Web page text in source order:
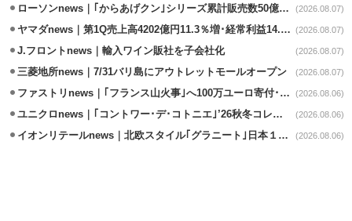
ローソンnews｜｢からあげクン｣シリーズ累計販売数50億食突破 (2026.08.07)
ヤマダnews｜第1Q売上高4202億円11.3％増･経常利益14.5％増 (2026.08.07)
J.フロントnews｜輸入ワイン販社を子会社化 (2026.08.07)
三菱地所news｜7/31バリ島にアウトレットモールオープン (2026.08.07)
ファストリnews｜｢フランス山火事｣へ100万ユーロ寄付･衣料5万点も提供 (2026.08.06)
ユニクロnews｜｢コントワー･デ･コトニエ｣’26秋冬コレクション8/28発売 (2026.08.06)
イオンリテールnews｜北欧スタイル｢グラニート｣日本１号店を自由が丘に開業 (2026.08.06)